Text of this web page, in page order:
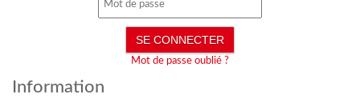
Mot de passe oublié ?
Information